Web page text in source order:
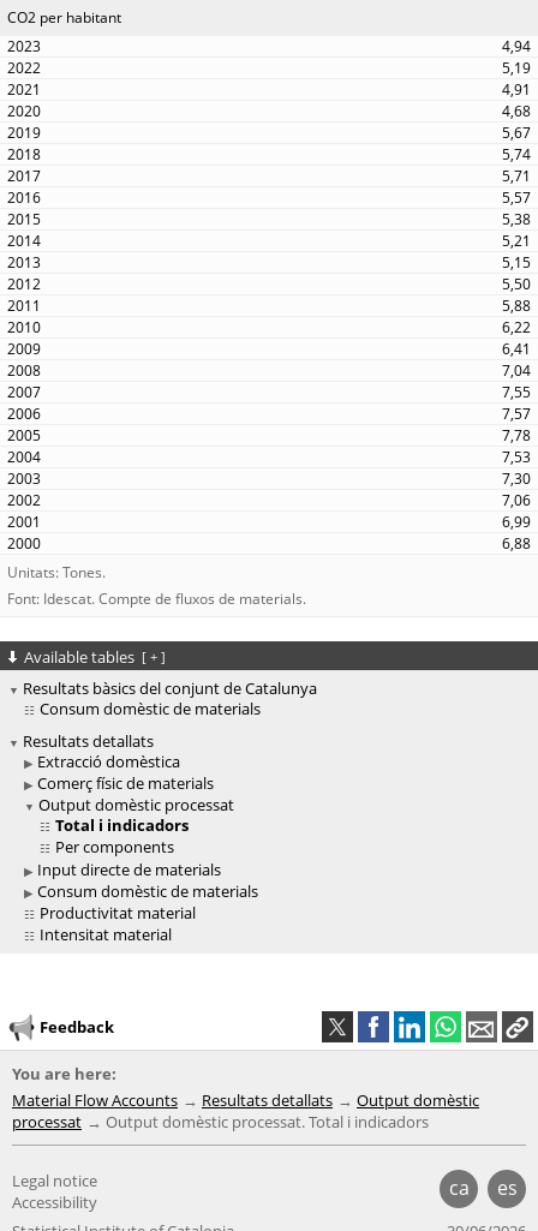
CO2 per habitant
4,94
5,19
4,91
4,68
5,67
5,74
5,71
5,57
5,38
5,21
5,15
5,50
5,88
6,22
6,41
7,04
7,55
7,57
7,78
7,53
7,30
7,06
6,99
6,88
Unitats: Tones.
Font: Idescat. Compte de fluxos de materials.
Available tables [ + ]
Resultats bàsics del conjunt de Catalunya
Consum domèstic de materials
Resultats detallats
Extracció domèstica
Comerç físic de materials
Output domèstic processat
Total i indicadors
Per components
Input directe de materials
Consum domèstic de materials
Productivitat material
Intensitat material
Feedback
You are here:
Material Flow Accounts
Resultats detallats
Output domèstic
processat
Output domèstic processat. Total i indicadors
ca es
Legal notice
Accessibility